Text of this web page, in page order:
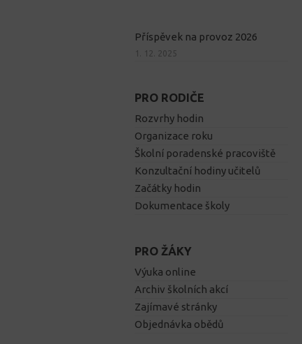
Příspěvek na provoz 2026
1. 12. 2025
PRO RODIČE
Rozvrhy hodin
Organizace roku
Školní poradenské pracoviště
Konzultační hodiny učitelů
Začátky hodin
Dokumentace školy
PRO ŽÁKY
Výuka online
Archiv školních akcí
Zajímavé stránky
Objednávka obědů